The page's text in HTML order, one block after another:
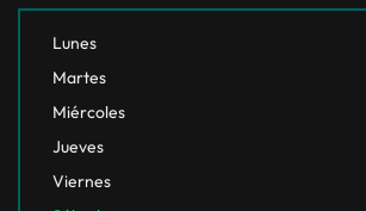
Lunes
Martes
Miércoles
Jueves
Viernes